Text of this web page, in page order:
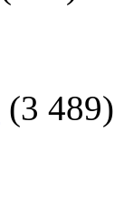
(3 489)